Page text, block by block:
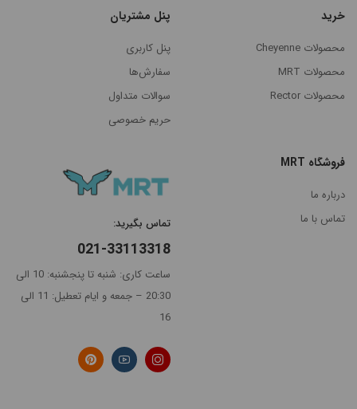
پرفروش
خرید
محصولات Cheyenne
محصولات MRT
محصولات Rector
پنل مشتریان
پنل کاربری
سفارش‌ها
سوالات متداول
حریم خصوصی
فروشگاه MRT
درباره ما
تماس با ما
تماس بگیرید:
021-33113318
ساعت کاری: شنبه تا پنجشنبه: 10 الی
20:30 – جمعه و ایام تعطیل: 11 الی
16